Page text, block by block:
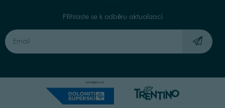
Přihlaste se k odběru aktualizací